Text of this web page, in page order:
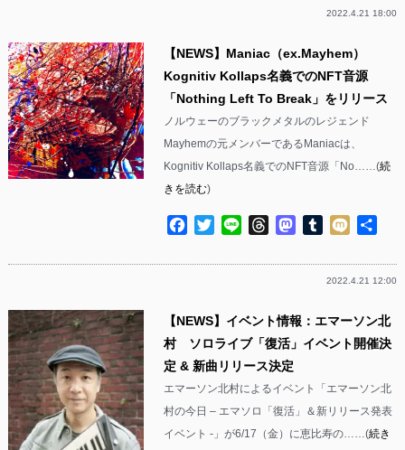
2022.4.21 18:00
【NEWS】Maniac（ex.Mayhem）
Kognitiv Kollaps名義でのNFT音源
「Nothing Left To Break」をリリース
ノルウェーのブラックメタルのレジェンド
Mayhemの元メンバーであるManiacは、
Kognitiv Kollaps名義でのNFT音源「No……(続
きを読む)
Facebook
TwitterLine ThreadsMastodon
Tumblr
Mixi
2022.4.21 12:00
【NEWS】イベント情報：エマーソン北
村 ソロライブ「復活」イベント開催決
定 & 新曲リリース決定
エマーソン北村によるイベント「エマーソン北
村の今日 – エマソロ「復活」＆新リリース発表
イベント -」が6/17（金）に恵比寿の……(続き